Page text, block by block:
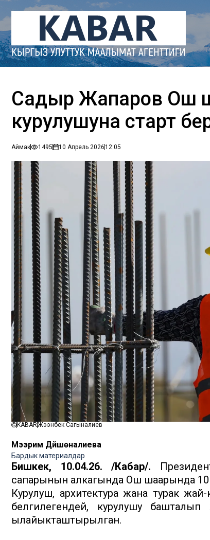
Садыр Жапаров Ош
курулушуна старт
Аймак 1495 10 Апрель 202612:05
KABARЖээнбек Сагыналиев
Мээрим Дүйшөналиева
Бардык материалдар
Бишкек, 10.04.26. /Кабар/.
сапарынын алкагында Ош шаарында 10
Курулуш, архитектура жана турак
белгилегендей, курулушу
ылайыкташтырылган.